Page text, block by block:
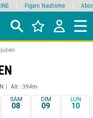
Alt : 394m
SAM
08
DIM
09
LUN
10
Figaro Nautisme